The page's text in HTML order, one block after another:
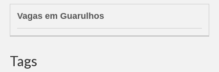
Vagas em Guarulhos
Tags